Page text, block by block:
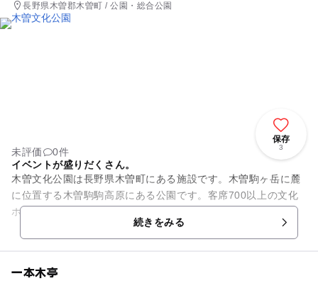
長野県木曽郡木曽町 / 公園・総合公園
保存
3
未評価
0件
イベントが盛りだくさん。
木曽文化公園は長野県木曽町にある施設です。木曽駒ヶ岳に麓
に位置する木曽駒駒高原にある公園です。客席700以上の文化
ホールや会議室、宿泊施設を備えた文化施設です。平成2年に
オープンした施設になりま...続きをみる
一本木亭